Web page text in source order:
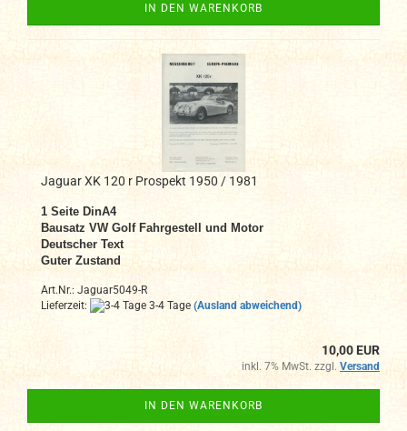
IN DEN WARENKORB
Jaguar XK 120 r Prospekt 1950 / 1981
1 Seite DinA4
Bausatz VW Golf Fahrgestell und Motor
Deutscher Text
Guter Zustand
Art.Nr.: Jaguar5049-R
Lieferzeit:
3-4 Tage (Ausland abweichend)
10,00 EUR
inkl. 7% MwSt. zzgl. Versand
IN DEN WARENKORB